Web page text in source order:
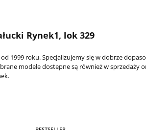
Rynek1, lok 329
1999 roku. Specjalizujemy się w dobrze
modele dostepne są również w sprzedaży